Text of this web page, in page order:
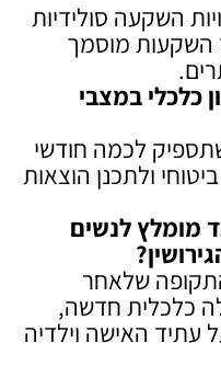
השקעה סולידיות
השקעות מוסמך
כלכלי במצבי
לכמה חודשי
ולתכנן הוצאות
מומלץ לנשים
?
שלאחר
כלכלית חדשה,
עתיד האישה וילדיה